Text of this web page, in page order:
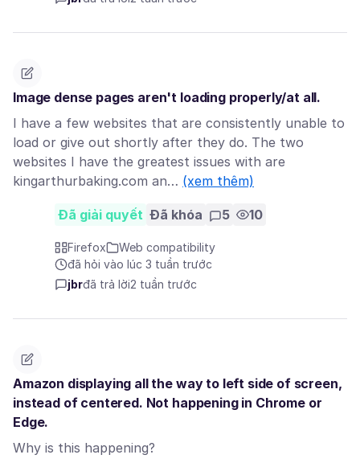
Image dense pages aren't loading properly/at all.
I have a few websites that are consistently unable to
load or give out shortly after they do. The two
websites I have the greatest issues with are
kingarthurbaking.com an… (xem thêm)
Đã giải quyết Đã khóa 5 10
Firefox
Web compatibility
đã hỏi vào lúc 3 tuần trước
jbrđã trả lời2 tuần trước
Amazon displaying all the way to left side of screen,
instead of centered. Not happening in Chrome or
Edge.
Why is this happening?